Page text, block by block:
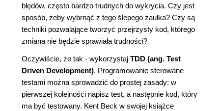
błędów, często bardzo trudnych do wykrycia. Czy jest
sposób, żeby wybrnąć z tego ślepego zaułka? Czy są
techniki pozwalające tworzyć przejrzysty kod, którego
zmiana nie będzie sprawiała trudności?
Oczywiście, że tak - wykorzystaj TDD (ang. Test
Driven Development). Programowanie sterowane
testami można sprowadzić do prostej zasady: w
pierwszej kolejności napisz test, a następnie kod, który
ma być testowany. Kent Beck w swojej książce